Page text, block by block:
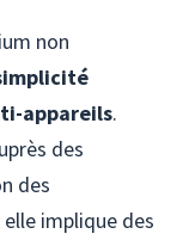
non
appareils.
des
des
implique des